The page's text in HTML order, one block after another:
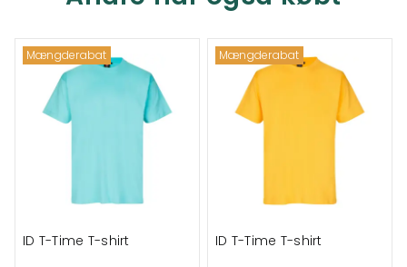
Mængderabat
ID T-Time T-shirt
Mængderabat
ID T-Time T-shirt